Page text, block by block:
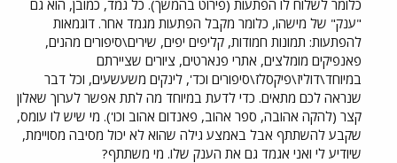
כלומר לשלוח לו הפתעות (פירוט בהמשך). כל גמד, כמובן, הוא גם
"ענק" של מישהו, כלומר מקבל הפתעות מגמד אחר. דוגמאות
להפתעות: תמונות חמודות, קליפים יפים, שירים\סיפורים מהנים,
פאנפיקים מומלצים, אתרי פנארטים, ציורים שציירתם
במיוחד\דוליז\פיקסלז\סיפורים וכד', לינקים משעשעים, וכל דבר
שנראה לכם מתאים. כדי לדעת במיוחד מה לתת אפשר לערוך שאלון
קצר (להקה אהובה, ספר אהוב, פאנדום אהוב וכו'). מי שיש לו עומס,
שקבע להשתתף אבל באמצע גילה שהוא לא יכול מסיבה מסויימת,
שיודיע לי ואני אגמד גם את הענק שלו. מי משתתף?